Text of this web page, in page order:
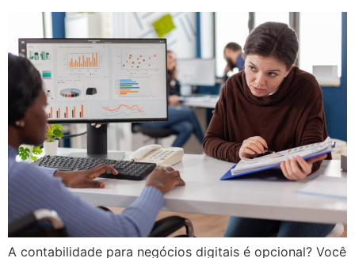
A contabilidade para negócios digitais é opcional? Você